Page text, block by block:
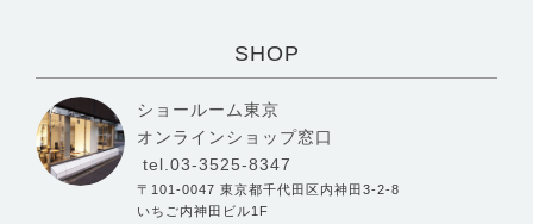
SHOP
ショールーム東京
オンラインショップ窓口
tel.03-3525-8347
〒101-0047 東京都千代田区内神田3-2-8
いちご内神田ビル1F